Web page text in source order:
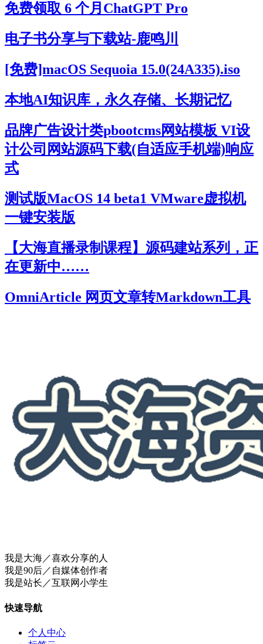
免费领取 6 个月ChatGPT Pro
电子书分享与下载站-鹿鸣川
[免费]macOS Sequoia 15.0(24A335).iso
本地AI知识库，永久存储、长期记忆
品牌广告设计类pbootcms网站模板 VI设
计公司网站源码下载(自适应手机端)响应
式
测试版MacOS 14 beta1 VMware虚拟机
一键安装版
【大海直播录制课程】源码建站系列，正
在更新中……
OmniArticle 网页文章转Markdown工具
我是大海／喜欢分享的人
我是90后／自媒体创作者
我是站长／互联网小学生
快速导航
个人中心